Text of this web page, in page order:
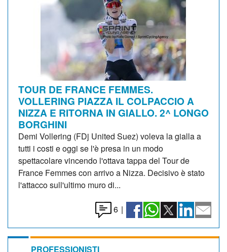
TOUR DE FRANCE FEMMES.
VOLLERING PIAZZA IL COLPACCIO A
NIZZA E RITORNA IN GIALLO. 2^ LONGO
BORGHINI
Demi Vollering (FDj United Suez) voleva la gialla a
tutti i costi e oggi se l'è presa in un modo
spettacolare vincendo l'ottava tappa del Tour de
France Femmes con arrivo a Nizza. Decisivo è stato
l'attacco sull'ultimo muro di...
6 |
PROFESSIONISTI